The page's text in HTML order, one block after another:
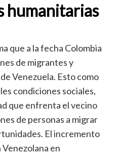
humanitarias
que a la fecha Colombia
de migrantes y
Venezuela. Esto como
condiciones sociales,
que enfrenta el vecino
de personas a migrar
El incremento
en